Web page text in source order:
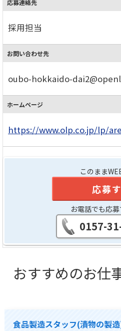
応募連絡先
採用担当
お問い合わせ先
oubo-hokkaido-
ホームページ
https://www.olp.co.jp/lp/
このまま
応募
お電話でも応募
0157-
おすすめのお仕
食品製造スタッフ(漬物の製